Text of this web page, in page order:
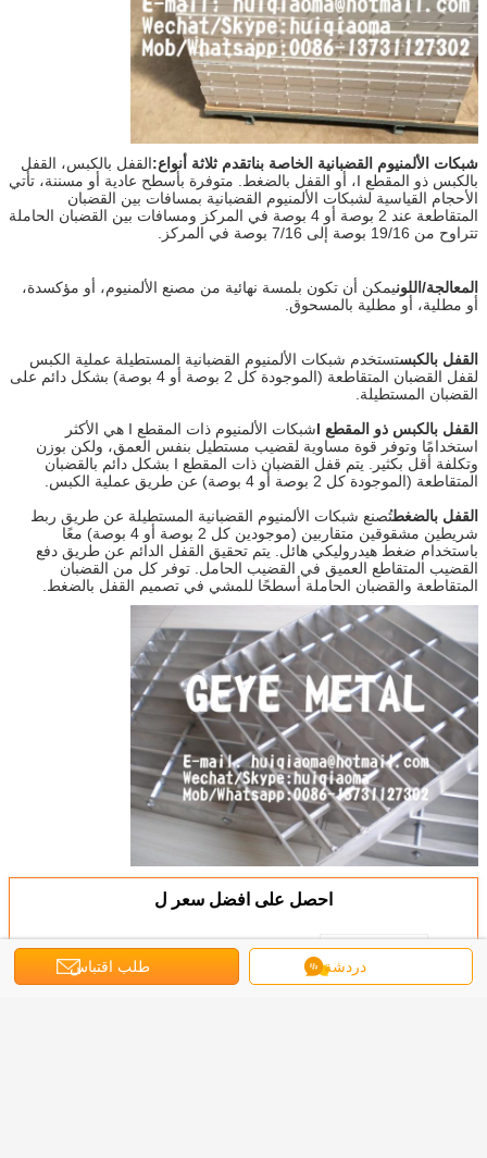
شبكات الألمنيوم القضبانية الخاصة بناتقدم ثلاثة أنواع:القفل بالكبس، القفل
بالكبس ذو المقطع I، أو القفل بالضغط. متوفرة بأسطح عادية أو مسننة، تأتي
الأحجام القياسية لشبكات الألمنيوم القضبانية بمسافات بين القضبان
المتقاطعة عند 2 بوصة أو 4 بوصة في المركز ومسافات بين القضبان الحاملة
تتراوح من 19/16 بوصة إلى 7/16 بوصة في المركز.
المعالجة/اللونيمكن أن تكون بلمسة نهائية من مصنع الألمنيوم، أو مؤكسدة،
أو مطلية، أو مطلية بالمسحوق.
القفل بالكبستستخدم شبكات الألمنيوم القضبانية المستطيلة عملية الكبس
لقفل القضبان المتقاطعة (الموجودة كل 2 بوصة أو 4 بوصة) بشكل دائم على
القضبان المستطيلة.
القفل بالكبس ذو المقطع I
شبكات الألمنيوم ذات المقطع I هي الأكثر
استخدامًا وتوفر قوة مساوية لقضيب مستطيل بنفس العمق، ولكن بوزن
وتكلفة أقل بكثير. يتم قفل القضبان ذات المقطع I بشكل دائم بالقضبان
المتقاطعة (الموجودة كل 2 بوصة أو 4 بوصة) عن طريق عملية الكبس.
القفل بالضغطتُصنع شبكات الألمنيوم القضبانية المستطيلة عن طريق ربط
شريطين مشقوقين متقاربين (موجودين كل 2 بوصة أو 4 بوصة) معًا
باستخدام ضغط هيدروليكي هائل. يتم تحقيق القفل الدائم عن طريق دفع
القضيب المتقاطع العميق في القضيب الحامل. توفر كل من القضبان
المتقاطعة والقضبان الحاملة أسطحًا للمشي في تصميم القفل بالضغط.
احصل على افضل سعر ل
ألواح شبكية مستطيلة من الألومنيوم
دردشة طلب اقتباس